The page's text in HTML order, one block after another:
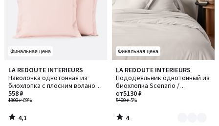
Финальная цена
LA REDOUTE INTERIEURS
Наволочка однотонная из
биохлопка с плоским воланом,
Scenario / Сценарио
1800 ₽-69%
558 ₽
4,1
/ 5
4,1
/
Финальная цена
LA REDOUTE INTERIEURS
Пододеяльник однотонный из
биохлопка Scenario /
Сценарио
5400 ₽-5%
от5130 ₽
4
/
5
Количество
цветов:
2
4
/